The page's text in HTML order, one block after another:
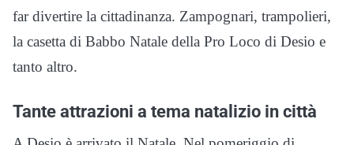
far divertire la cittadinanza. Zampognari, trampolieri,
la casetta di Babbo Natale della Pro Loco di Desio e
tanto altro.
Tante attrazioni a tema natalizio in città